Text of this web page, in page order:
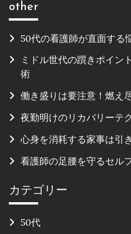
other
50代の看護師が直面する
ミドル世代の躓きポイン
術
働き盛りは要注意！燃え
夜勤明けのリカバリーテ
心身を消耗する家事は引
看護師の足腰を守るセル
カテゴリー
50代